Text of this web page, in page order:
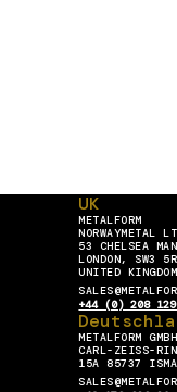
UK
METALFORM
NORWAYMETAL
53 CHELSEA
LONDON, SW3
UNITED KINGDOM
+44 (0) 208
METALFORM GMBH
CARL-ZEISS-
15A 85737